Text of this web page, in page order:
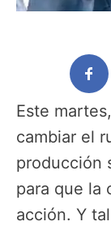
Este
cambiar el
producción
para que la
acción. Y